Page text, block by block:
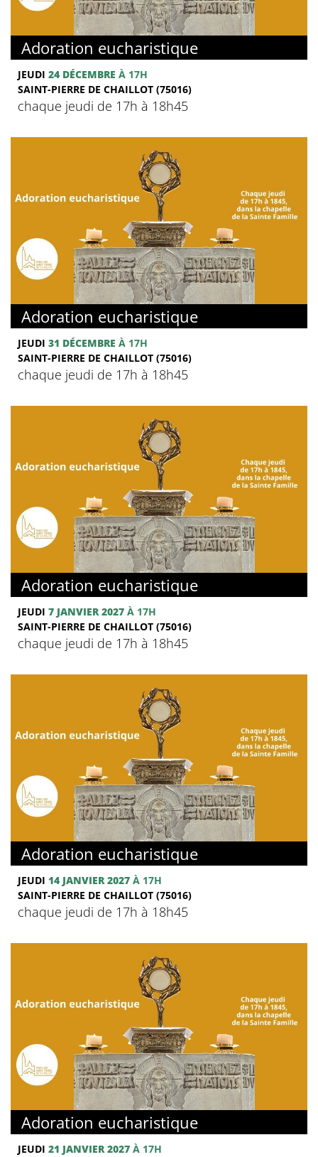
Adoration eucharistique
JEUDI 24 DÉCEMBRE À 17H
SAINT-PIERRE DE CHAILLOT (75016)
chaque jeudi de 17h à 18h45
Adoration eucharistique
JEUDI 31 DÉCEMBRE À 17H
SAINT-PIERRE DE CHAILLOT (75016)
chaque jeudi de 17h à 18h45
Adoration eucharistique
JEUDI 7 JANVIER 2027 À 17H
SAINT-PIERRE DE CHAILLOT (75016)
chaque jeudi de 17h à 18h45
Adoration eucharistique
JEUDI 14 JANVIER 2027 À 17H
SAINT-PIERRE DE CHAILLOT (75016)
chaque jeudi de 17h à 18h45
Adoration eucharistique
JEUDI 21 JANVIER 2027 À 17H